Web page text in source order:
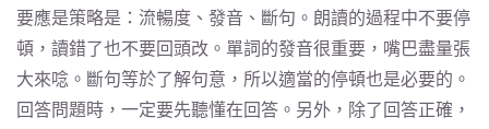
要應是策略是：流暢度、發音、斷句。朗讀的過程中不要停
頓，讀錯了也不要回頭改。單詞的發音很重要，嘴巴盡量張
大來唸。斷句等於了解句意，所以適當的停頓也是必要的。
回答問題時，一定要先聽懂在回答。另外，除了回答正確，